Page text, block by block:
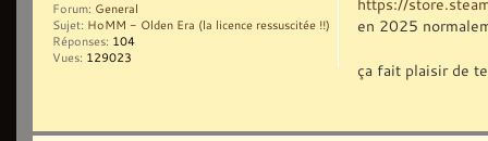
https://
en 2025
ça fait plaisir de
Forum: General
Sujet: HoMM - Olden Era (la licence ressuscitée !!)
Réponses: 104
Vues: 129023